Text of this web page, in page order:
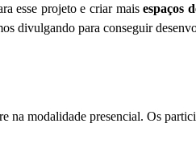
esse projeto e criar maisespaços
divulgando para conseguir
na modalidade presencial. Os